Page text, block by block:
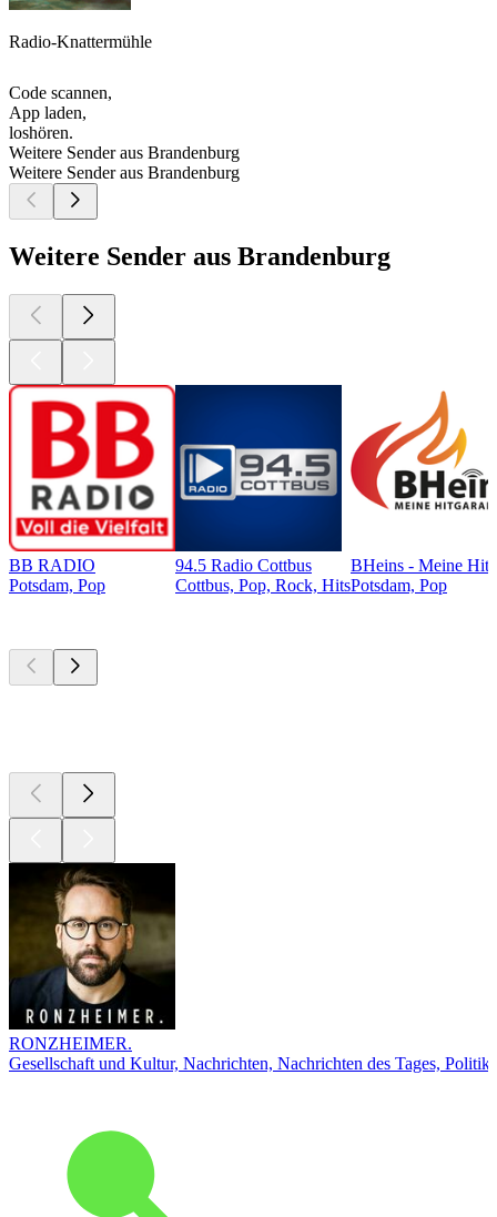
Radio-Knattermühle
Code scannen,
App laden,
loshören.
Weitere Sender aus Brandenburg
Weitere Sender aus Brandenburg
Weitere Sender aus Brandenburg
BB RADIO
Potsdam, Pop
94.5 Radio Cottbus
Cottbus, Pop, Rock, Hits
BHeins - Meine
Potsdam, Pop
RONZHEIMER.
Gesellschaft und Kultur, Nachrichten, Nachrichten des Tages, Politik